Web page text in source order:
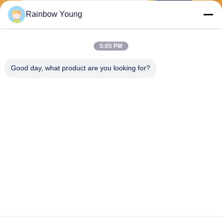
Rainbow Young
5:05 PM
Good day, what product are you looking for?